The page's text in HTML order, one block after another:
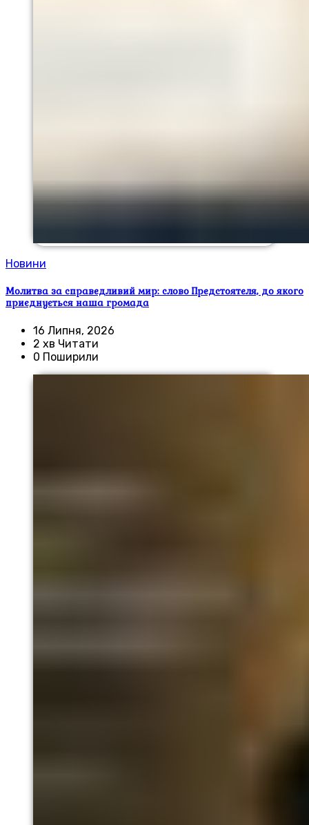
Новини
Молитва за справедливий мир: слово Предстоятеля, до якого
приєднується наша громада
16 Липня, 2026
2 хв Читати
0 Поширили